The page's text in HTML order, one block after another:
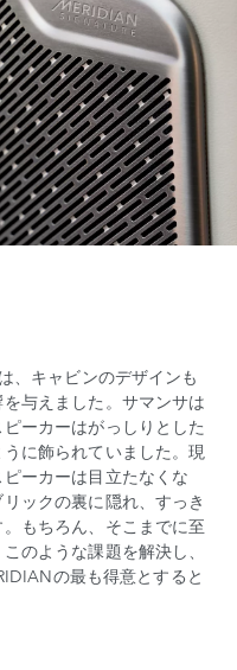
、キャビンのデザインも
与えました。サマンサは
ーカーはがっしりとした
に飾られていました。現
ーカーは目立たなくな
ックの裏に隠れ、すっき
もちろん、そこまでに至
のような課題を解決し、
の最も得意とすると